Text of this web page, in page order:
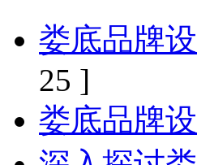
娄底品牌
25 ]
娄底品牌